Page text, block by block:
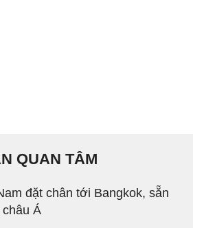
QUAN TÂM
đặt chân tới Bangkok, sẵn
Á